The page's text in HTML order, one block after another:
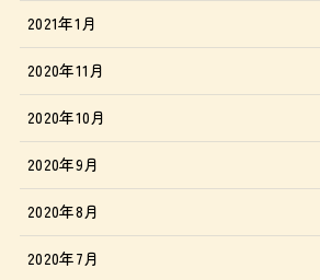
2021年1月
2020年11月
2020年10月
2020年9月
2020年8月
2020年7月